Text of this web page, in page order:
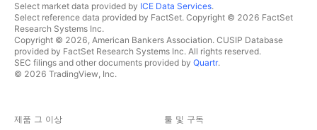
Select market data provided by ICE Data Services.
Select reference data provided by FactSet. Copyright © 2026 FactSet
Research Systems Inc.
Copyright © 2026, American Bankers Association. CUSIP Database
provided by FactSet Research Systems Inc. All rights reserved.
SEC filings and other documents provided by Quartr.
© 2026 TradingView, Inc.
제품 그 이상 툴 및 구독